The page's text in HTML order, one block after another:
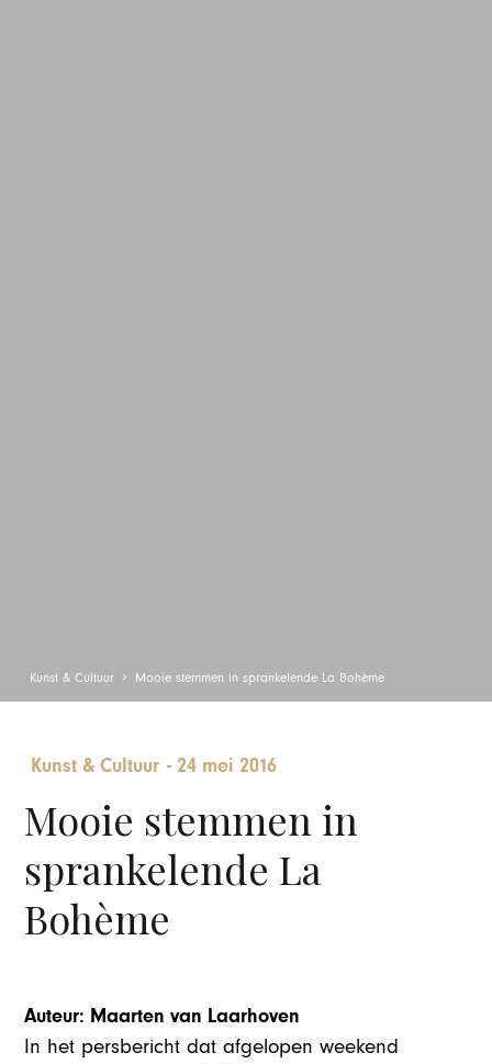
Kunst & Cultuur Mooie stemmen in sprankelende La Bohème
Kunst & Cultuur -24 mei 2016
Mooie stemmen in
sprankelende La
Bohème
Auteur: Maarten van Laarhoven
In het persbericht dat afgelopen weekend